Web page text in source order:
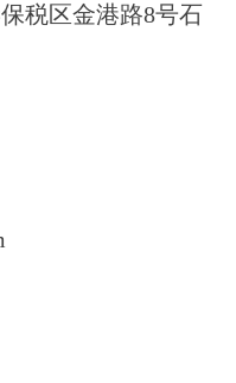
税区金港路8号石